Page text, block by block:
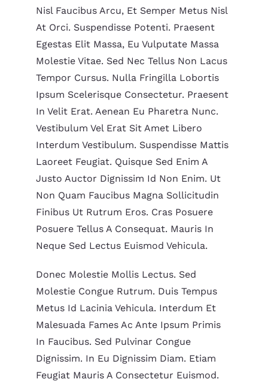
Nisl Faucibus Arcu, Et Semper Metus Nisl
At Orci. Suspendisse Potenti. Praesent
Egestas Elit Massa, Eu Vulputate Massa
Molestie Vitae. Sed Nec Tellus Non Lacus
Tempor Cursus. Nulla Fringilla Lobortis
Ipsum Scelerisque Consectetur. Praesent
In Velit Erat. Aenean Eu Pharetra Nunc.
Vestibulum Vel Erat Sit Amet Libero
Interdum Vestibulum. Suspendisse Mattis
Laoreet Feugiat. Quisque Sed Enim A
Justo Auctor Dignissim Id Non Enim. Ut
Non Quam Faucibus Magna Sollicitudin
Finibus Ut Rutrum Eros. Cras Posuere
Posuere Tellus A Consequat. Mauris In
Neque Sed Lectus Euismod Vehicula.
Donec Molestie Mollis Lectus. Sed
Molestie Congue Rutrum. Duis Tempus
Metus Id Lacinia Vehicula. Interdum Et
Malesuada Fames Ac Ante Ipsum Primis
In Faucibus. Sed Pulvinar Congue
Dignissim. In Eu Dignissim Diam. Etiam
Feugiat Mauris A Consectetur Euismod.